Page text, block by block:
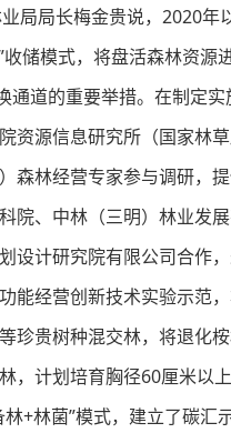
局长梅金贵说，2020年
收储模式，将盘活森林资源
通道的重要举措。在制定
资源信息研究所（国家林
森林经营专家参与调研，
院、中林（三明）林业发展
设计研究院有限公司合作
能经营创新技术实验示范
珍贵树种混交林，将退化
，计划培育胸径60厘米以
+林菌”模式，建立了碳汇